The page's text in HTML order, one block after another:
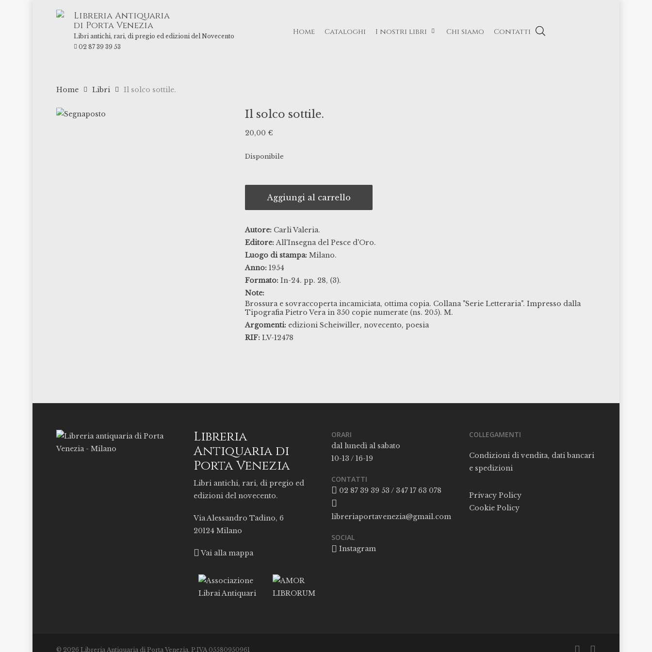
Libreria Antiquaria
di Porta Venezia
Libri antichi, rari, di pregio ed edizioni del Novecento
02 87 39 39 53
Home Cataloghi I nostri libri Chi siamo Contatti
Home Libri Il solco sottile.
Il solco sottile.
20,00 €
Disponibile
Aggiungi al carrello
Autore: Carli Valeria.
Editore: All'Insegna del Pesce d'Oro.
Luogo di stampa: Milano.
Anno: 1954
Formato: In-24. pp. 28, (3).
Note:
Brossura e sovraccoperta incamiciata, ottima copia. Collana "Serie Letteraria". Impresso dalla
Tipografia Pietro Vera in 350 copie numerate (ns. 205). M.
Argomenti: edizioni Scheiwiller, novecento, poesia
RIF: LV-12478
Libreria
Antiquaria di
Porta Venezia
Libri antichi, rari, di pregio ed
edizioni del novecento.
Via Alessandro Tadino, 6
20124 Milano
Vai alla mappa
ORARI
dal lunedì al sabato
10-13 / 16-19
CONTATTI
02 87 39 39 53 / 347 17 63 078
libreriaportavenezia@gmail.com
SOCIAL
Instagram
COLLEGAMENTI
Condizioni di vendita, dati bancari
e spedizioni
Privacy Policy
Cookie Policy
© 2026 Libreria Antiquaria di Porta Venezia. P.IVA 05580950961 facebookinstagram